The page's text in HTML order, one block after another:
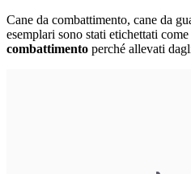
Cane da combattimento, cane da
esemplari sono stati etichettati come
combattimento perché allevati